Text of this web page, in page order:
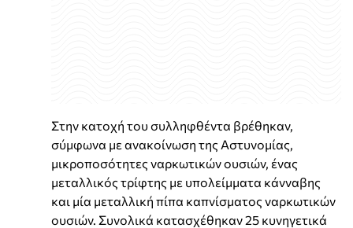
Στην κατοχή του συλληφθέντα βρέθηκαν,
σύμφωνα με ανακοίνωση της Αστυνομίας,
μικροποσότητες ναρκωτικών ουσιών, ένας
μεταλλικός τρίφτης με υπολείμματα κάνναβης
και μία μεταλλική πίπα καπνίσματος ναρκωτικών
ουσιών. Συνολικά κατασχέθηκαν 25 κυνηγετικά